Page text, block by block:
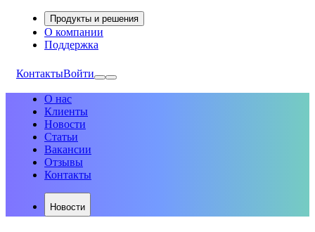
Продукты и решения
О компании
Поддержка
КонтактыВойти
О нас
Клиенты
Новости
Статьи
Вакансии
Отзывы
Контакты
Новости